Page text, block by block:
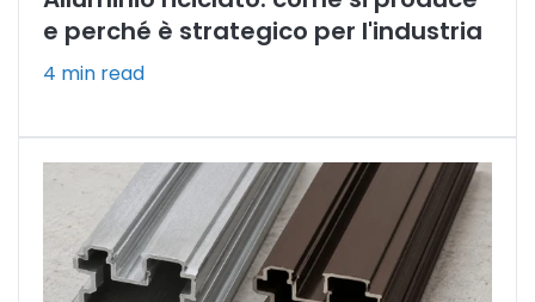
e perché è strategico per l'industria
4 min read